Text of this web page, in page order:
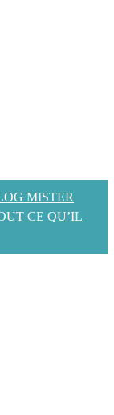
MISTER
CE QU’IL